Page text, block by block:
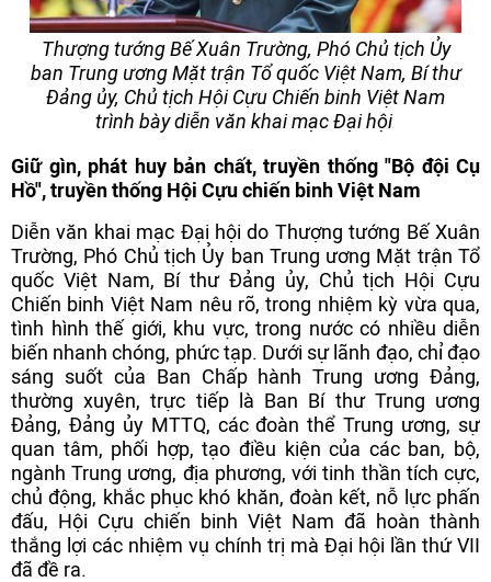
Thượng tướng Bế Xuân Trường, Phó Chủ tịch Ủy
ban Trung ương Mặt trận Tổ quốc Việt Nam, Bí thư
Đảng ủy, Chủ tịch Hội Cựu Chiến binh Việt Nam
trình bày diễn văn khai mạc Đại hội
Giữ gìn, phát huy bản chất, truyền thống "Bộ đội Cụ
Hồ", truyền thống Hội Cựu chiến binh Việt Nam
Diễn văn khai mạc Đại hội do Thượng tướng Bế Xuân
Trường, Phó Chủ tịch Ủy ban Trung ương Mặt trận Tổ
quốc Việt Nam, Bí thư Đảng ủy, Chủ tịch Hội Cựu
Chiến binh Việt Nam nêu rõ, trong nhiệm kỳ vừa qua,
tình hình thế giới, khu vực, trong nước có nhiều diễn
biến nhanh chóng, phức tạp. Dưới sự lãnh đạo, chỉ đạo
sáng suốt của Ban Chấp hành Trung ương Đảng,
thường xuyên, trực tiếp là Ban Bí thư Trung ương
Đảng, Đảng ủy MTTQ, các đoàn thể Trung ương, sự
quan tâm, phối hợp, tạo điều kiện của các ban, bộ,
ngành Trung ương, địa phương, với tinh thần tích cực,
chủ động, khắc phục khó khăn, đoàn kết, nỗ lực phấn
đấu, Hội Cựu chiến binh Việt Nam đã hoàn thành
thắng lợi các nhiệm vụ chính trị mà Đại hội lần thứ VII
đã đề ra.